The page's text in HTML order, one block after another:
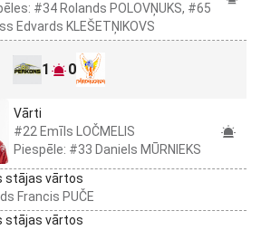
#34 Rolands POLOVŅUKS, #65
Edvards KLEŠETŅIKOVS
1 0
Vārti
#22 Emīls LOČMELIS
Piespēle: #33 Daniels MŪRNIEKS
stājas vārtos
Francis PUČE
stājas vārtos